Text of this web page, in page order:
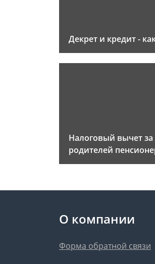
Декрет и кредит -
Налоговый вычет
родителей
О компании
Форма обратной связи